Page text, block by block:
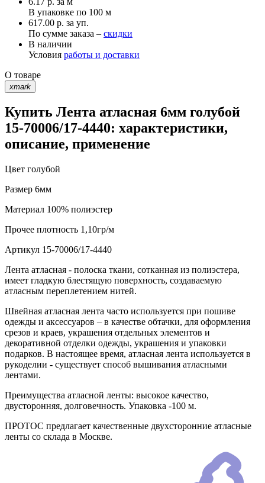
В упаковке по 100 м
617.00 р. за уп.
По сумме заказа – скидки
В наличии
Условия работы и доставки
О товаре
xmark
Купить Лента атласная 6мм голубой
15-70006/17-4440: характеристики,
описание, применение
Цвет голубой
Размер 6мм
Материал 100% полиэстер
Прочее плотность 1,10гр/м
Артикул 15-70006/17-4440
Лента атласная - полоска ткани, сотканная из полиэстера,
имеет гладкую блестящую поверхность, создаваемую
атласным переплетением нитей.
Швейная атласная лента часто используется при пошиве
одежды и аксессуаров – в качестве обтачки, для оформления
срезов и краев, украшения отдельных элементов и
декоративной отделки одежды, украшения и упаковки
подарков. В настоящее время, атласная лента используется в
рукоделии - существует способ вышивания атласными
лентами.
Преимущества атласной ленты: высокое качество,
двусторонняя, долговечность. Упаковка -100 м.
ПРОТОС предлагает качественные двухсторонние атласные
ленты со склада в Москве.